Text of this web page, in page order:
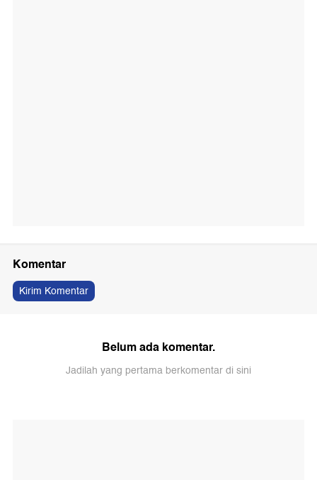
Komentar
Kirim Komentar
Belum ada komentar.
Jadilah yang pertama berkomentar di sini